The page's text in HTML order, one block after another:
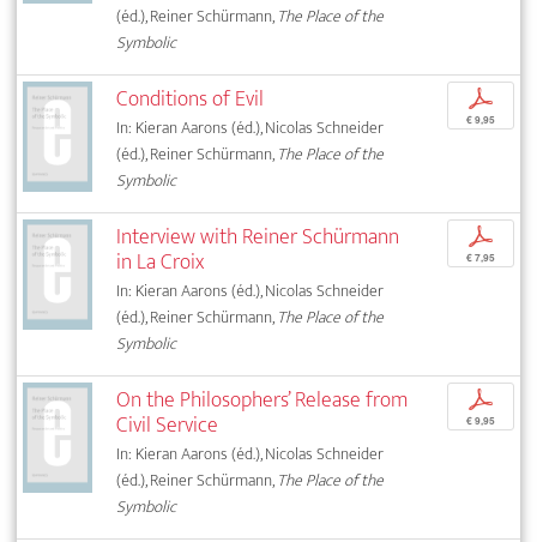
(éd.), Reiner Schürmann,The Place of the
Symbolic
Conditions of Evil
In: Kieran Aarons (éd.), Nicolas Schneider
(éd.), Reiner Schürmann,The Place of the
Symbolic
p
€ 9,95
Interview with Reiner Schürmann
in La Croix
In: Kieran Aarons (éd.), Nicolas Schneider
(éd.), Reiner Schürmann,The Place of the
Symbolic
p
€ 7,95
On the Philosophers’ Release from
Civil Service
In: Kieran Aarons (éd.), Nicolas Schneider
(éd.), Reiner Schürmann,The Place of the
Symbolic
p
€ 9,95